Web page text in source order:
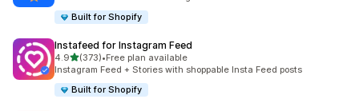
Built for Shopify
Instafeed for Instagram Feed
4.9เต็ม 5 ดาว
(373)
ทั้งหมด 373 รีวิว
•Free plan available
Instagram Feed + Stories with shoppable Insta Feed posts
Built for Shopify